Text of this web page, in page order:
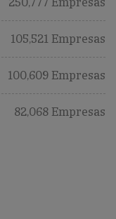
105,521 Empresas
100,609 Empresas
82,068 Empresas